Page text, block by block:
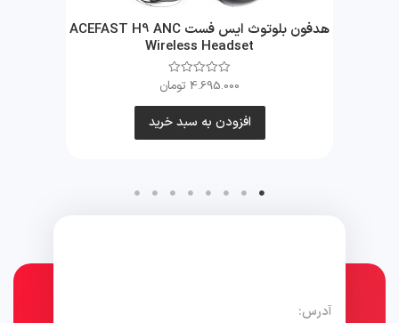
هدفون بلوتوث ایس فست ACEFAST H9 ANC
Wireless Headset
امتیاز
از
4.695.000 تومان
افزودن به سبد خرید
آدرس: